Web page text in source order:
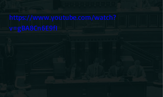
https://www.youtube.com/watch?
v=gBA8Cn6E9fI